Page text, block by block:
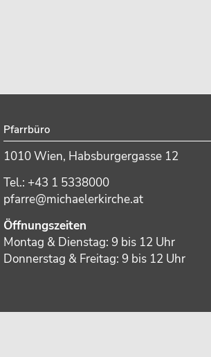
Pfarrbüro
1010 Wien, Habsburgergasse 12
Tel.: +43 1 5338000
pfarre@michaelerkirche.at
Öffnungszeiten
Montag & Dienstag: 9 bis 12 Uhr
Donnerstag & Freitag: 9 bis 12 Uhr